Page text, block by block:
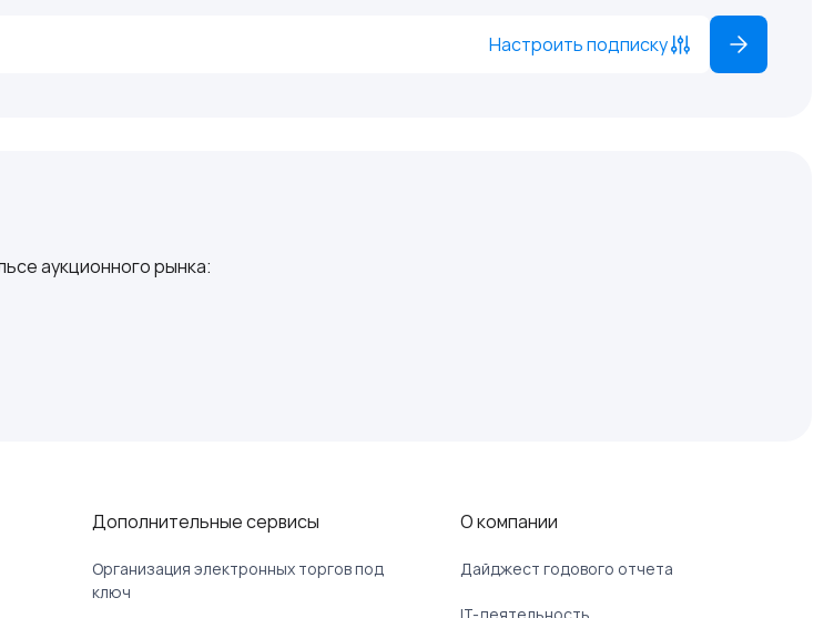
Настроить подписку
аукционного рынка:
Дополнительные сервисы
Организация электронных торгов под
ключ
О компании
Дайджест годового отчета
IT-деятельность